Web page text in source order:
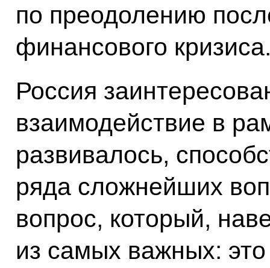
по преодолению
финансового
Россия
взаимодействие в
развивалось,
ряда сложнейших
вопрос, который,
из самых важных: